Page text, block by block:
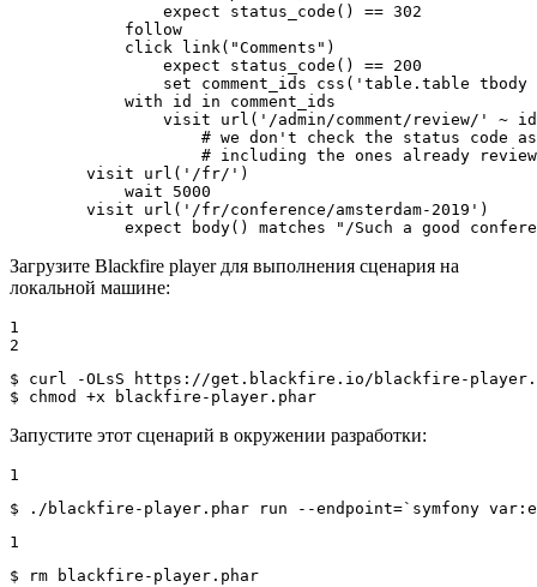
                expect status_code() == 302
            follow
            click link("Comments")
                expect status_code() == 200
set comment_ids css('table.table tbody
            with id in comment_ids
visit url('/admin/comment/review/' ~
# we don't check the status code
# including the ones already
        visit url('/fr/')
            wait 5000
        visit url('/fr/conference/amsterdam-2019')
expect body() matches "/Such a good
Загрузите Blackfire player для выполнения сценария на
локальной машине:
1
2
$
$ chmod +x blackfire-player.phar
Запустите этот сценарий в окружении разработки:
1
$
./blackfire-player.phar run --endpoint=`symfony var:
1
$
rm blackfire-player.phar